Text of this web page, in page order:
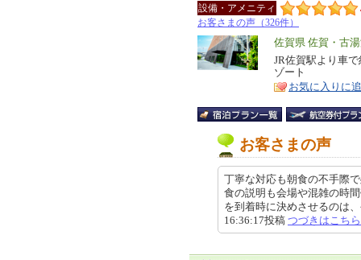
設備・アメニティ
お客さまの声（326件）
エ
リ
ア
佐賀県 佐賀・古
特
徴
JR佐賀駅より車
ゾート
お気に入りに
お客さまの声
丁寧な対応も朝食の不手際
食の説明も会場や混雑の時
を到着時に決めさせるのは
16:36:17投稿 つづきはこちら